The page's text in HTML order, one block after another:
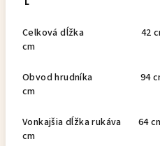
Celková dĺžka
cm
Obvod hrudníka
cm
Vonkajšia dĺžka
cm